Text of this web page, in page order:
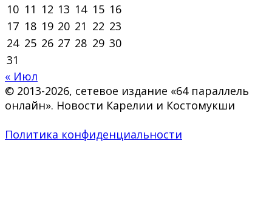
10 11 12 13 14 15 16
17 18 19 20 21 22 23
24 25 26 27 28 29 30
31
« Июл
© 2013-2026, сетевое издание «64 параллель
онлайн». Новости Карелии и Костомукши
Политика конфиденциальности